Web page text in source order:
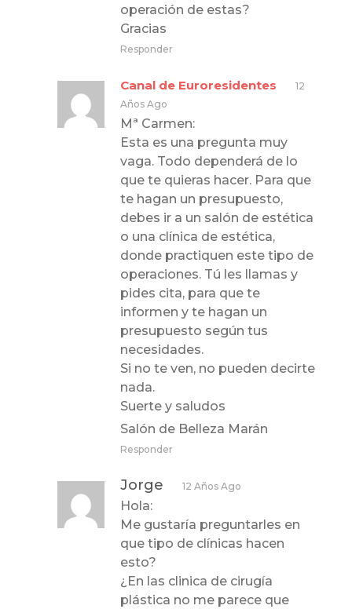
operación de estas?
Gracias
Responder
Canal de Euroresidentes
12
Años Ago
Mª Carmen:
Esta es una pregunta muy
vaga. Todo dependerá de lo
que te quieras hacer. Para que
te hagan un presupuesto,
debes ir a un salón de estética
o una clínica de estética,
donde practiquen este tipo de
operaciones. Tú les llamas y
pides cita, para que te
informen y te hagan un
presupuesto según tus
necesidades.
Si no te ven, no pueden decirte
nada.
Suerte y saludos
Salón de Belleza Marán
Responder
Jorge 12 Años Ago
Hola:
Me gustaría preguntarles en
que tipo de clínicas hacen
esto?
¿En las clinica de cirugía
plástica no me parece que